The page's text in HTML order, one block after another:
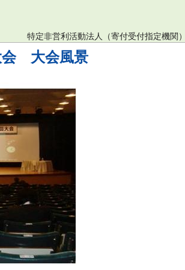
特定非営利活動法人（寄付受付指定機関
会 大会風景